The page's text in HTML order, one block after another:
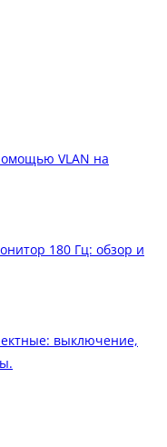
VLAN на
180 Гц: обзор и
выключение,